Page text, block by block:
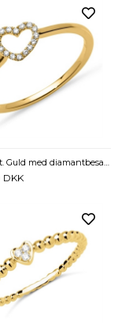
Ring i 18 kt. Guld med diamantbesat Hjerte - 0,07 ct.
DKK